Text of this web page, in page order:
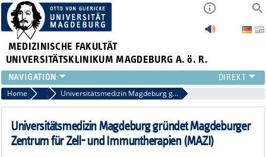
MEDIZINISCHE FAKULTÄT
UNIVERSITÄTSKLINIKUM MAGDEBURG A. ö. R.
INSTITUTE
KLINIKEN
ZENTRALE EINRICHTUNGEN
FORSCHUNG
Home Pressemitteilungen Universitätsmedizin Magdeburg gründet Magdeburger Zentrum für Zell- und Immuntherapien (
Universitätsmedizin Magdeburg gründet Magdeburger
Zentrum für Zell- und Immuntherapien (MAZI)